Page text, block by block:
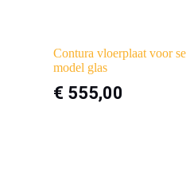
Contura vloerplaat voor
model glas
€ 555,00